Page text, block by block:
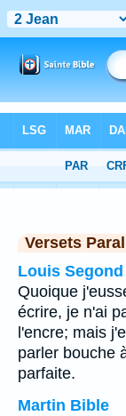
Chapitre 1> Verset 12
Versets
Louis
Quoique
écrire, je n'ai
l'encre; mais
parler bouche
parfaite.
Martin Bible